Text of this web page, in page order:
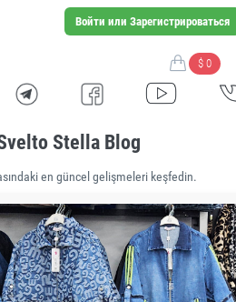
Войти или Зарегистрироваться
$ 0
Stella Blog
en güncel gelişmeleri keşfedin.